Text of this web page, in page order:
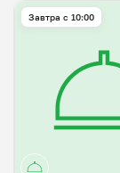
Завтра c 10:00